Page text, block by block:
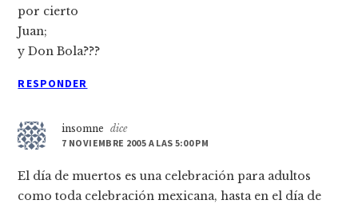
por cierto
Juan;
y Don Bola???
RESPONDER
insomne
dice
7 NOVIEMBRE 2005 A LAS 5:00 PM
El dí­a de muertos es una celebración para adultos
como toda celebración mexicana, hasta en el dí­a de